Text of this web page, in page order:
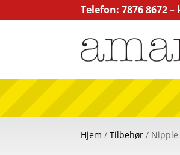
Telefon: 7876 8672 –
Hjem /Tilbehør / Nipple